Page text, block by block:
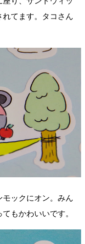
てます。タコさん
ックにオン。みん
もかわいいです。